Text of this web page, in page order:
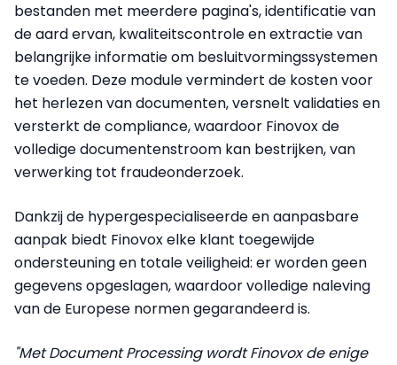
bestanden met meerdere pagina's, identificatie van
de aard ervan, kwaliteitscontrole en extractie van
belangrijke informatie om besluitvormingssystemen
te voeden. Deze module vermindert de kosten voor
het herlezen van documenten, versnelt validaties en
versterkt de compliance, waardoor Finovox de
volledige documentenstroom kan bestrijken, van
verwerking tot fraudeonderzoek.
Dankzij de hypergespecialiseerde en aanpasbare
aanpak biedt Finovox elke klant toegewijde
ondersteuning en totale veiligheid: er worden geen
gegevens opgeslagen, waardoor volledige naleving
van de Europese normen gegarandeerd is.
"Met Document Processing wordt Finovox de enige